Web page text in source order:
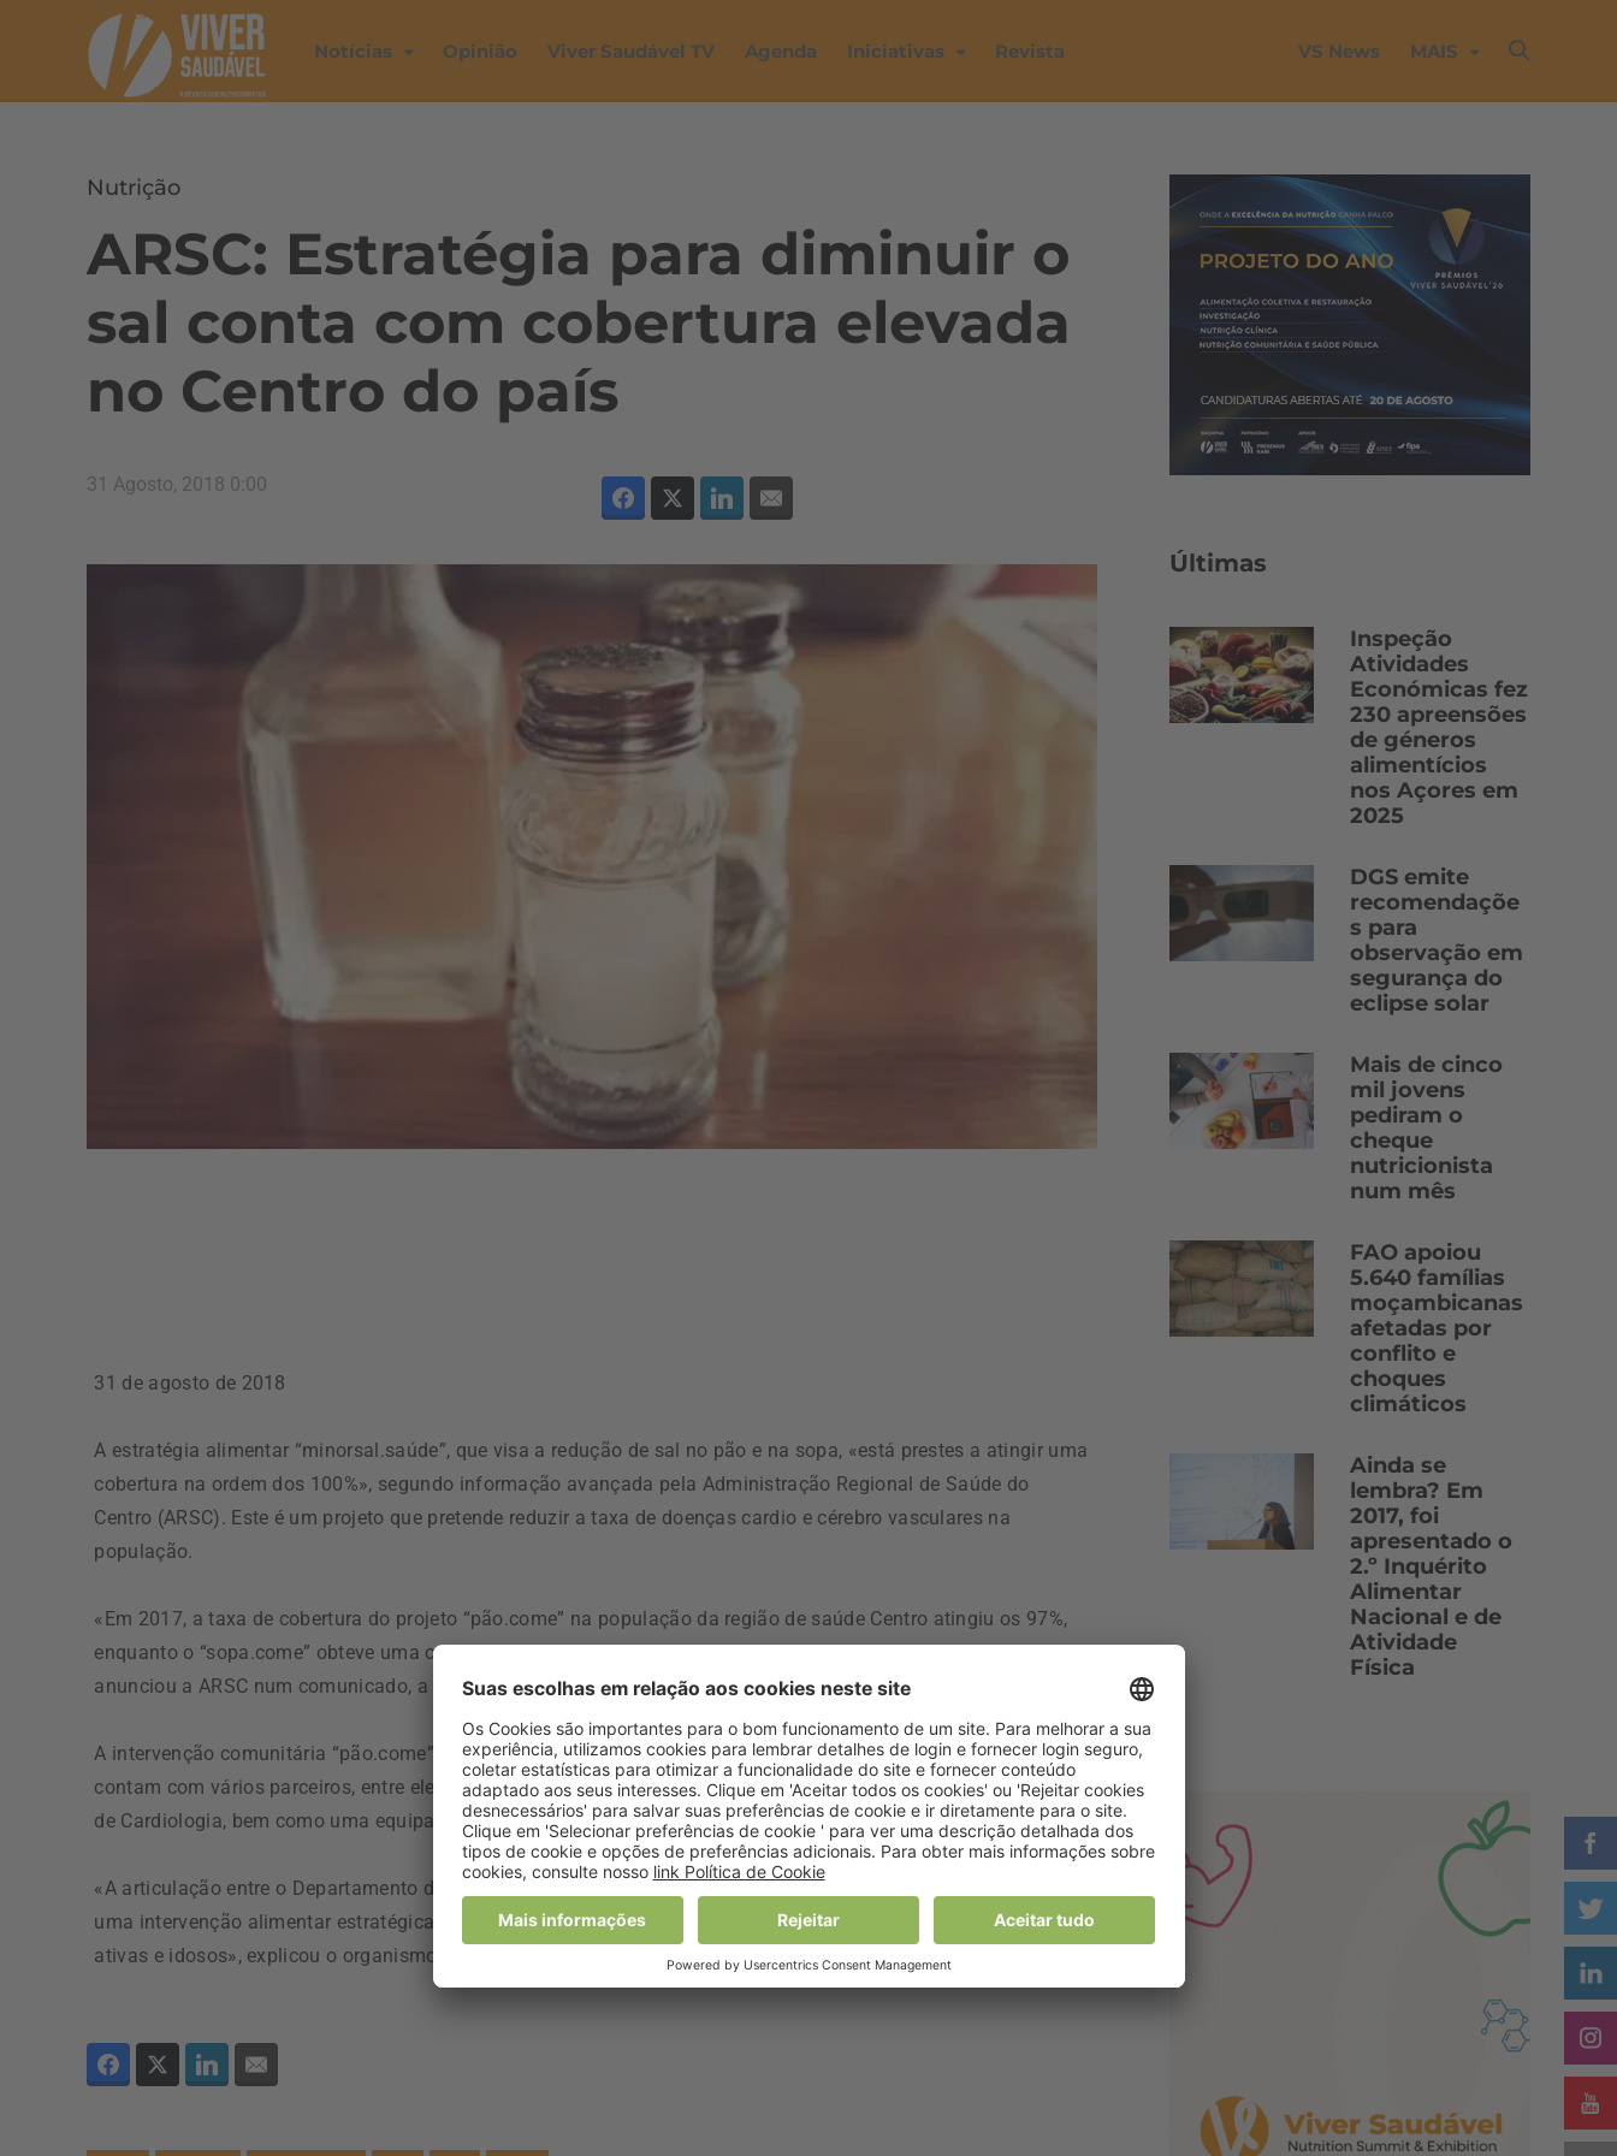
Notícias Opinião Viver Saudável TV Agenda Iniciativas Revista VS News MAIS
Nutrição
ARSC: Estratégia para diminuir o
sal conta com cobertura elevada
no Centro do país
31 Agosto, 2018 0:00
31 de agosto de 2018
A estratégia alimentar “minorsal.saúde”, que visa a redução de sal no pão e na sopa, «está prestes a atingir uma
cobertura na ordem dos 100%», segundo informação avançada pela Administração Regional de Saúde do
Centro (ARSC). Este é um projeto que pretende reduzir a taxa de doenças cardio e cérebro vasculares na
população.
«Em 2017, a taxa de cobertura do projeto “pão.come” na população da região de saúde Centro atingiu os 97%,
enquanto o “sopa.come” obteve uma cobertura de 87% nas escolas do 1.º, 2.º e 3.º ciclos do ensino básico»
anunciou a ARSC num comunicado, a que a agência “Lusa” teve acesso.
A intervenção comunitária “pão.come”, desenvolvida desde 2007, e o projeto “sopa.come”, iniciado há sete anos,
contam com vários parceiros, entre eles, empresas nacionais de restauração coletiva, a Fundação Portuguesa
de Cardiologia, bem como uma equipa de profissionais de saúde pública.
«A articulação entre o Departamento de Saúde Pública da ARSC e estas empresas tem permitido desenvolver
uma intervenção alimentar estratégica em conjunto que, na atualidade, abrange milhares de crianças, pessoas
ativas e idosos», explicou o organismo.
Últimas
Inspeção
Atividades
Económicas fez
230 apreensões
de géneros
alimentícios
nos Açores em
2025
DGS emite
recomendaçõe
s para
observação em
segurança do
eclipse solar
Mais de cinco
mil jovens
pediram o
cheque
nutricionista
num mês
FAO apoiou
5.640 famílias
moçambicanas
afetadas por
conflito e
choques
climáticos
Ainda se
lembra? Em
2017, foi
apresentado o
2.º Inquérito
Alimentar
Nacional e de
Atividade
Física